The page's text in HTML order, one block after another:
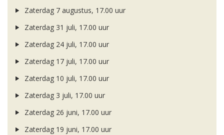
Zaterdag 7 augustus, 17.00 uur
Zaterdag 31 juli, 17.00 uur
Zaterdag 24 juli, 17.00 uur
Zaterdag 17 juli, 17.00 uur
Zaterdag 10 juli, 17.00 uur
Zaterdag 3 juli, 17.00 uur
Zaterdag 26 juni, 17.00 uur
Zaterdag 19 juni, 17.00 uur